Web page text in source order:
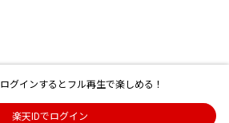
ログインするとフル再生で楽しめる！
楽天IDでログイン